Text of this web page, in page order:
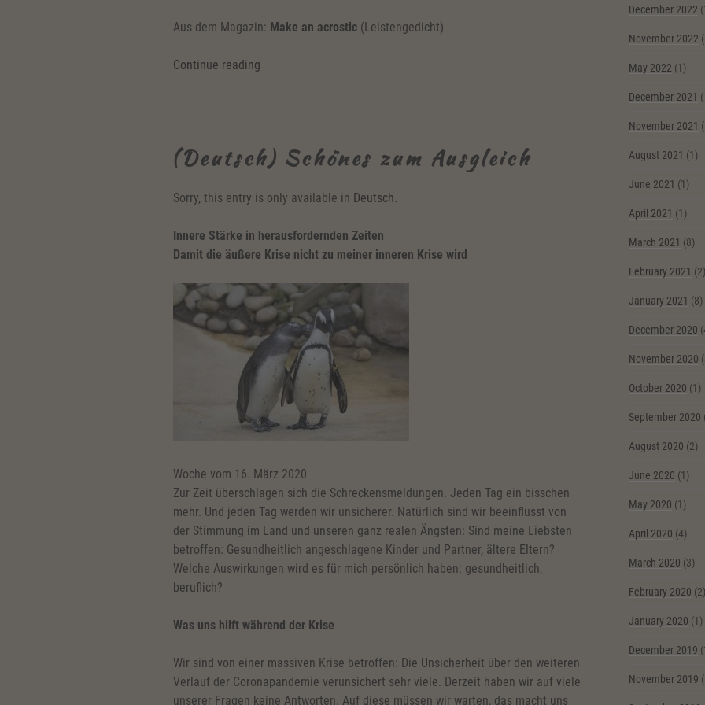
Aus dem Magazin: Make an acrostic (Leistengedicht)
Continue reading
to
English
the
coronavirus
(Deutsch) Schönes zum Ausgleich
Sorry, this entry is only available in Deutsch.
Innere Stärke in herausfordernden Zeiten
Damit die äußere Krise nicht zu meiner inneren Krise wird
Woche vom 16. März 2020
Zur Zeit überschlagen sich die Schreckensmeldungen. Jeden Tag ein bisschen
mehr. Und jeden Tag werden wir unsicherer. Natürlich sind wir beeinflusst von
der Stimmung im Land und unseren ganz realen Ängsten: Sind meine Liebsten
betroffen: Gesundheitlich angeschlagene Kinder und Partner, ältere Eltern?
Welche Auswirkungen wird es für mich persönlich haben: gesundheitlich,
beruflich?
Was uns hilft während der Krise
Wir sind von einer massiven Krise betroffen: Die Unsicherheit über den weiteren
Verlauf der Coronapandemie verunsichert sehr viele. Derzeit haben wir auf viele
unserer Fragen keine Antworten. Auf diese müssen wir warten, das macht uns
December 2022
November 2022
May 2022 (1)
December 2021
November 2021
August 2021 (1)
June 2021 (1)
April 2021 (1)
March 2021 (8)
February 2021 (2)
January 2021 (8)
December 2020
November 2020
October 2020 (1)
September 2020
August 2020 (2)
June 2020 (1)
May 2020 (1)
April 2020 (4)
March 2020 (3)
February 2020 (2)
January 2020 (1)
December 2019
November 2019